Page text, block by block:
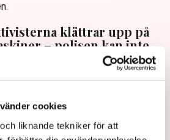
cookies
liknande tekniker för att
klättrar upp på
– polisen kan inte
dem: ”Upptrappning